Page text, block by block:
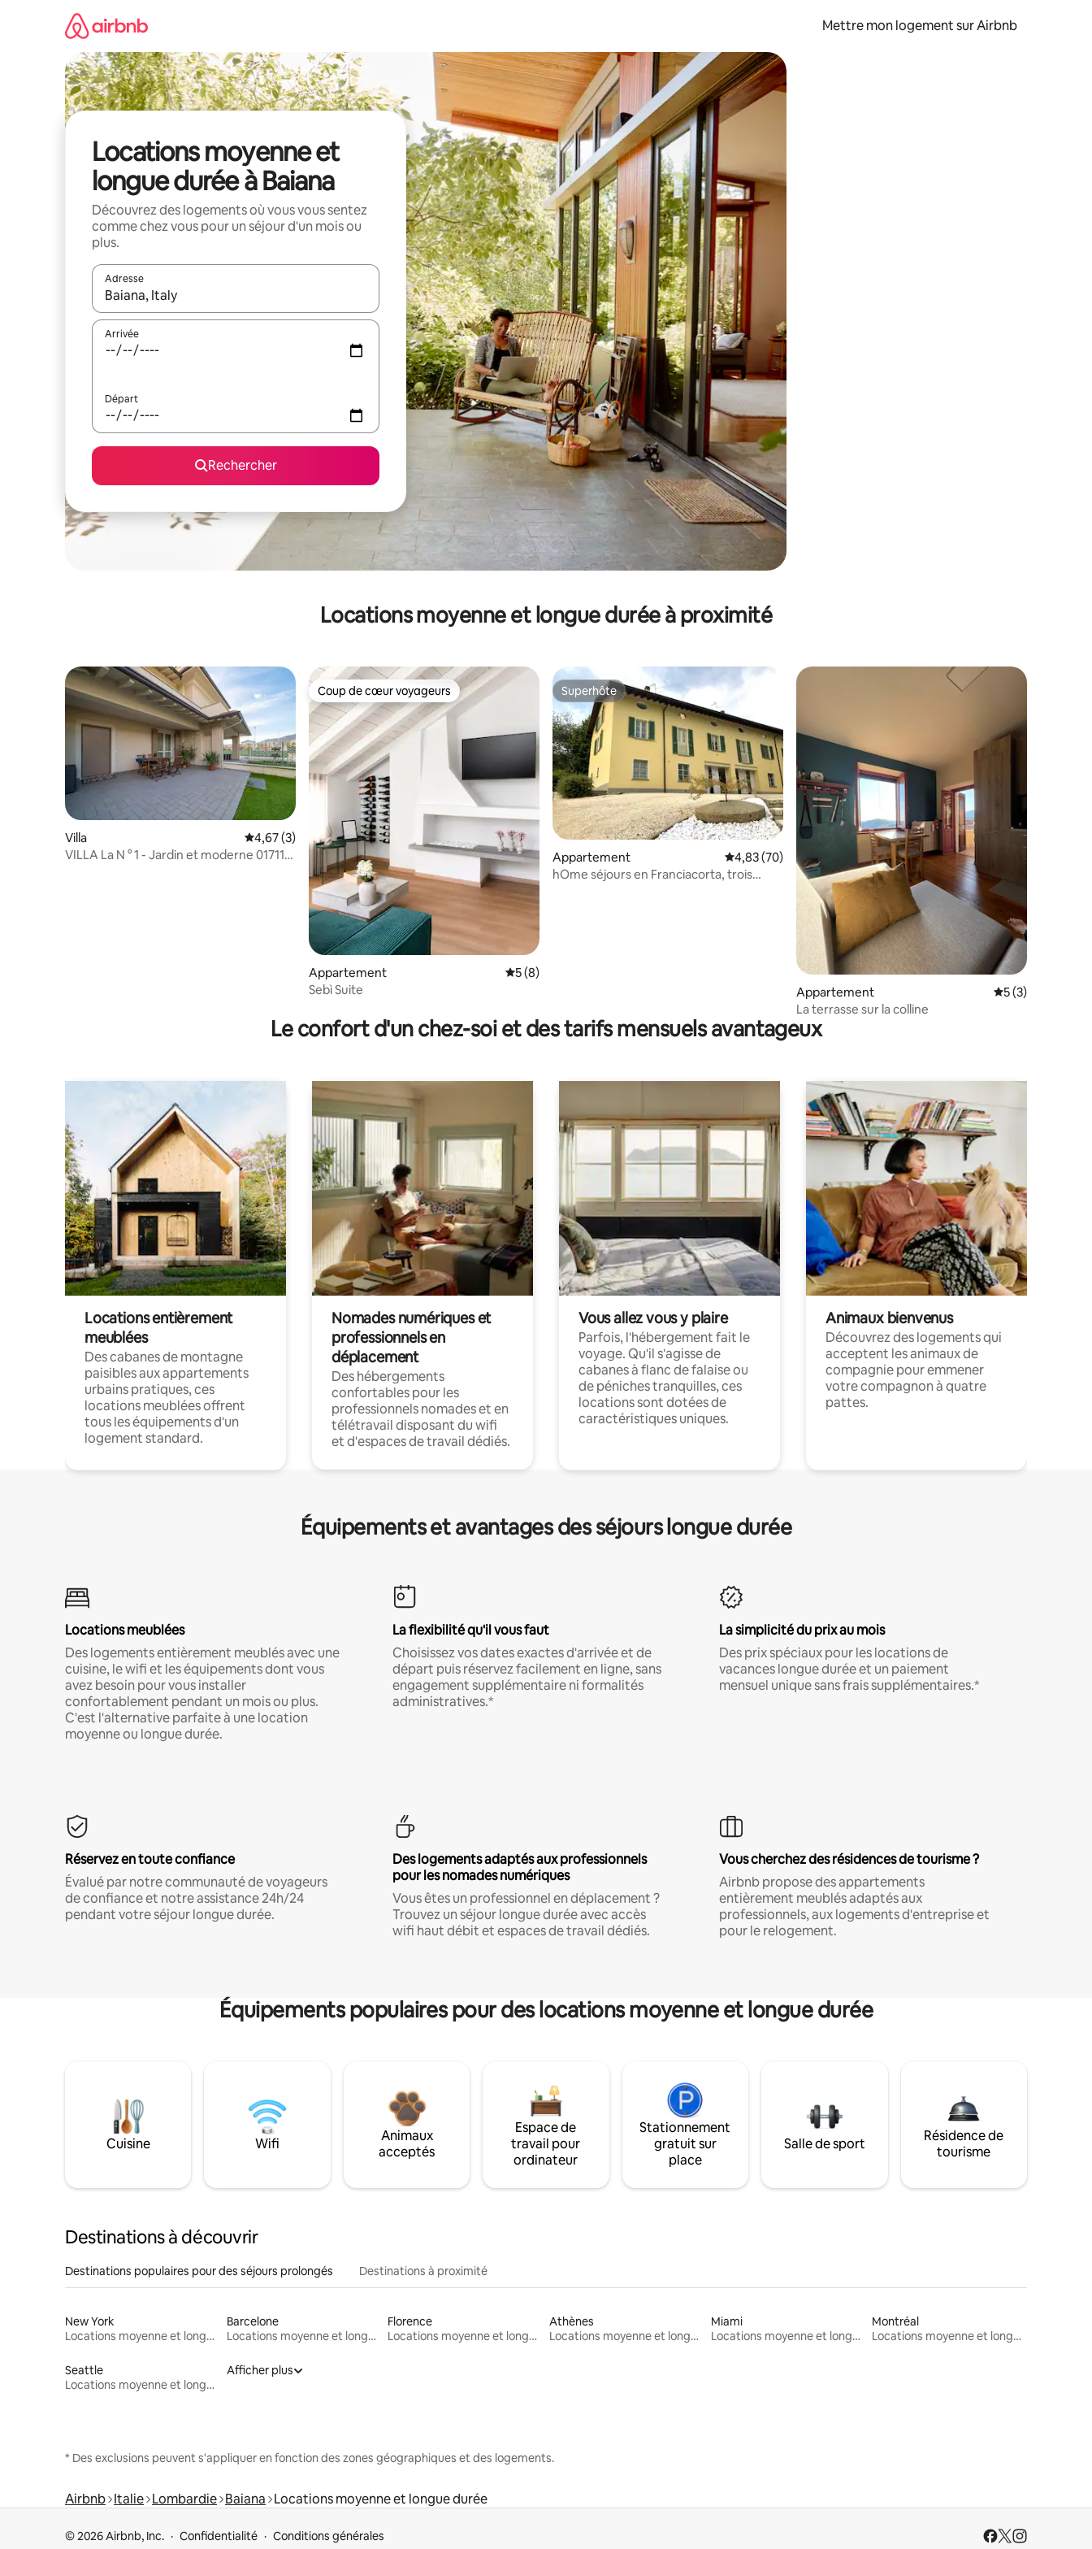
Mettre mon logement sur Airbnb
Locations moyenne et
longue durée à Baiana
Découvrez des logements où vous vous sentez
comme chez vous pour un séjour d'un mois ou
plus.
Adresse
Lorsque les résultats s'affichent, utilisez les flèches vers le haut et vers le bas pour les parcourir ou en appuyant et en faisant glisser.
Arrivée
Départ
Rechercher
Locations moyenne et longue durée à proximité
Villa Évaluation moyenne sur la base de 3 commentaires : 4,67 sur 5
4,67 (3)
VILLA La N ° 1 - Jardin et moderne 017112-
Coup de cœur voyageurs
Coup de cœur voyageurs
Appartement Évaluation moyenne sur la base de 8 commentaires : 5 sur 5
5 (8)
Sebì Suite
Superhôte
Superhôte
Appartement Évaluation moyenne sur la base de 70 commentaires : 4,83 sur 5
4,83 (70)
hOme séjours en Franciacorta, trois
Appartement Évaluation
5 (3)
La terrasse sur la colline
Le confort d'un chez-soi et des tarifs mensuels avantageux
Locations entièrement
meublées
Des cabanes de montagne
paisibles aux appartements
urbains pratiques, ces
locations meublées offrent
tous les équipements d'un
logement standard.
Nomades numériques et
professionnels en
déplacement
Des hébergements
confortables pour les
professionnels nomades et en
télétravail disposant du wifi
et d'espaces de travail dédiés.
Vous allez vous y plaire
Parfois, l'hébergement fait le
voyage. Qu'il s'agisse de
cabanes à flanc de falaise ou
de péniches tranquilles, ces
locations sont dotées de
caractéristiques uniques.
Animaux bienvenus
Découvrez des logements qui
acceptent les animaux de
compagnie pour emmener
votre compagnon à quatre
pattes.
Équipements et avantages des séjours longue durée
Locations meublées
Des logements entièrement meublés avec une
cuisine, le wifi et les équipements dont vous
avez besoin pour vous installer
confortablement pendant un mois ou plus.
C'est l'alternative parfaite à une location
moyenne ou longue durée.
La flexibilité qu'il vous faut
Choisissez vos dates exactes d'arrivée et de
départ puis réservez facilement en ligne, sans
engagement supplémentaire ni formalités
administratives.*
La simplicité du prix au mois
Des prix spéciaux pour les locations de
vacances longue durée et un paiement
mensuel unique sans frais supplémentaires.*
Réservez en toute confiance
Évalué par notre communauté de voyageurs
de confiance et notre assistance 24h/24
pendant votre séjour longue durée.
Des logements adaptés aux professionnels
pour les nomades numériques
Vous êtes un professionnel en déplacement ?
Trouvez un séjour longue durée avec accès
wifi haut débit et espaces de travail dédiés.
Vous cherchez des résidences de tourisme ?
Airbnb propose des appartements
entièrement meublés adaptés aux
professionnels, aux logements d'entreprise et
pour le relogement.
Équipements populaires pour des locations moyenne et longue durée
Cuisine Wifi
Animaux
acceptés
Espace de
travail pour
ordinateur
Stationnement
gratuit sur
place
Salle de sport
Résidence de
tourisme
Destinations à découvrir
Destinations populaires pour des séjours prolongés Destinations à proximité
New York
Locations moyenne et longue durée
Barcelone
Locations moyenne et longue durée
Florence
Locations moyenne et longue durée
Athènes
Locations moyenne et longue durée
Miami
Locations moyenne et longue durée
Montréal
Locations moyenne et longue durée
Seattle
Locations moyenne et longue durée
Afficher plus
* Des exclusions peuvent s'appliquer en fonction des zones géographiques et des logements.
Airbnb Italie Lombardie Baiana Locations moyenne et longue durée
© 2026 Airbnb, Inc. Confidentialité Conditions générales